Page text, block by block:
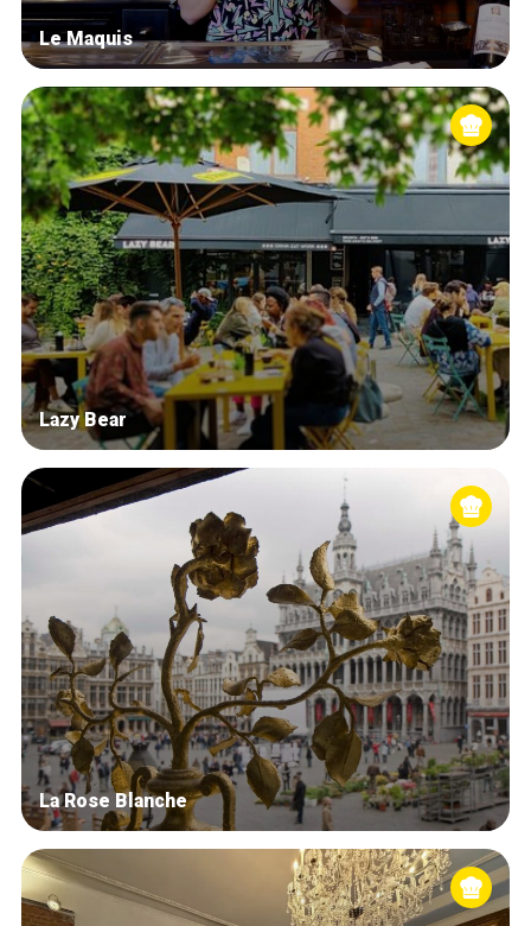
Le Maquis
Lazy Bear
La Rose Blanche